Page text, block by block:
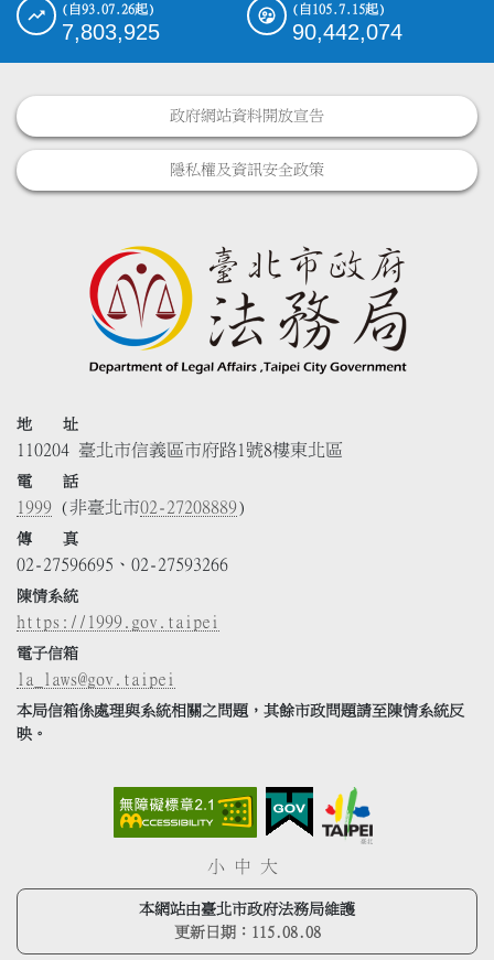
(自93.07.26起)
7,803,925
(自105.7.15起)
90,442,074
政府網站資料開放宣告
隱私權及資訊安全政策
地 址
110204 臺北市信義區市府路1號8樓東北區
電 話
1999 (非臺北市02-27208889)
傳 真
02-27596695、02-27593266
陳情系統
https://1999.gov.taipei
電子信箱
la_laws@gov.taipei
本局信箱係處理與系統相關之問題，其餘市政問題請至陳情系統反
映。
小 中 大
本網站由臺北市政府法務局維護
更新日期： 115.08.08